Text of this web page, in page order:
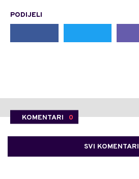
PODIJELI
KOMENTARI 0
SVI KOMENTARI